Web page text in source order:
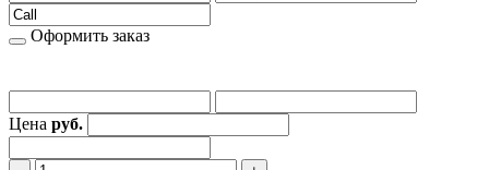
Оформить заказ
Цена руб.